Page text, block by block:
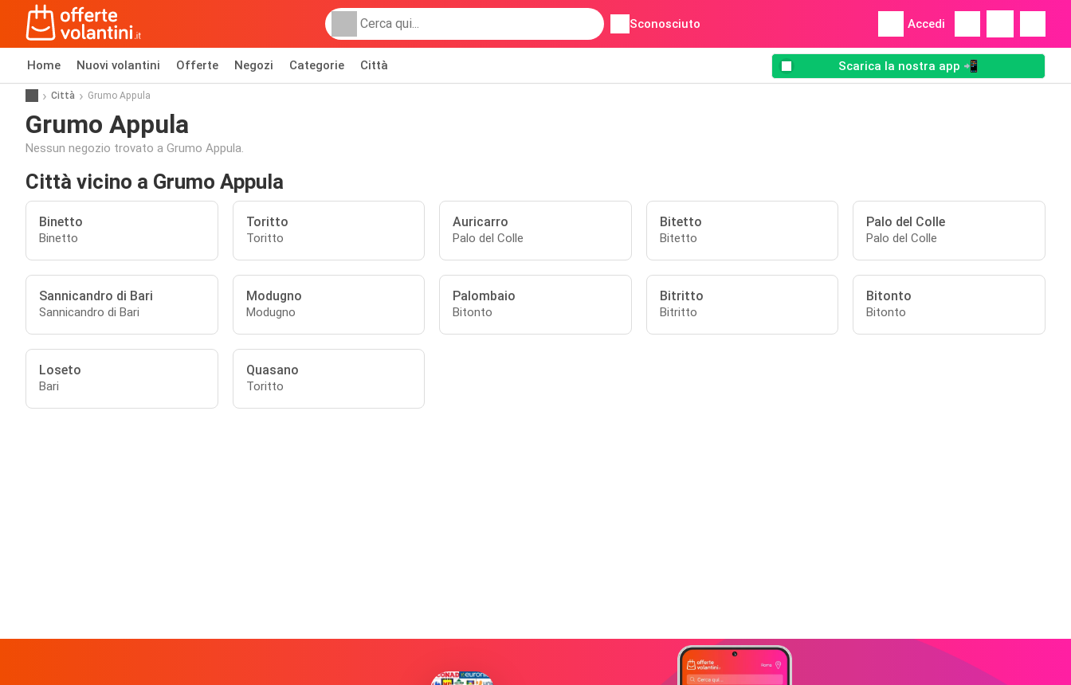
Sconosciuto Accedi
Home Nuovi volantini Offerte Negozi Categorie Città Scarica la nostra app 📲
Città Grumo Appula
Grumo Appula
Nessun negozio trovato a Grumo Appula.
Città vicino a Grumo Appula
Binetto
Binetto
Toritto
Toritto
Auricarro
Palo del Colle
Bitetto
Bitetto
Palo del Colle
Palo del Colle
Sannicandro di Bari
Sannicandro di Bari
Modugno
Modugno
Palombaio
Bitonto
Bitritto
Bitritto
Bitonto
Bitonto
Loseto
Bari
Quasano
Toritto